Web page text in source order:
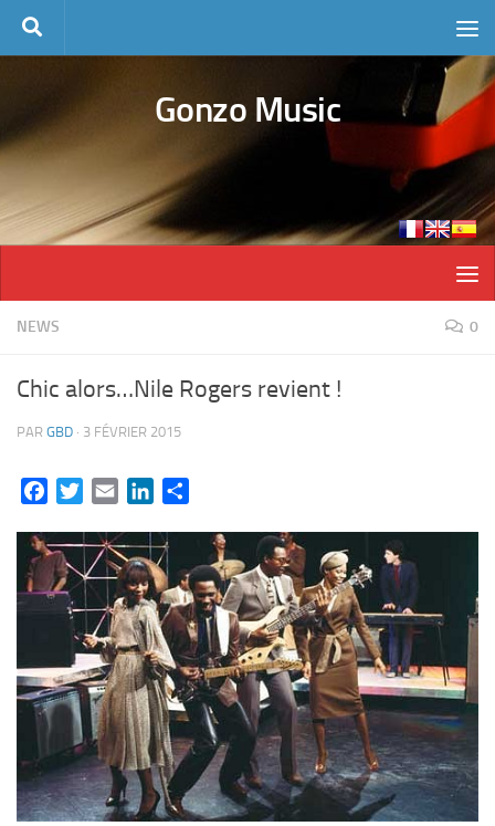
Skip to content
Gonzo Music
NEWS 0
Chic alors…Nile Rogers revient !
PAR GBD · 3 FÉVRIER 2015
FacebookTwitterEmail LinkedIn